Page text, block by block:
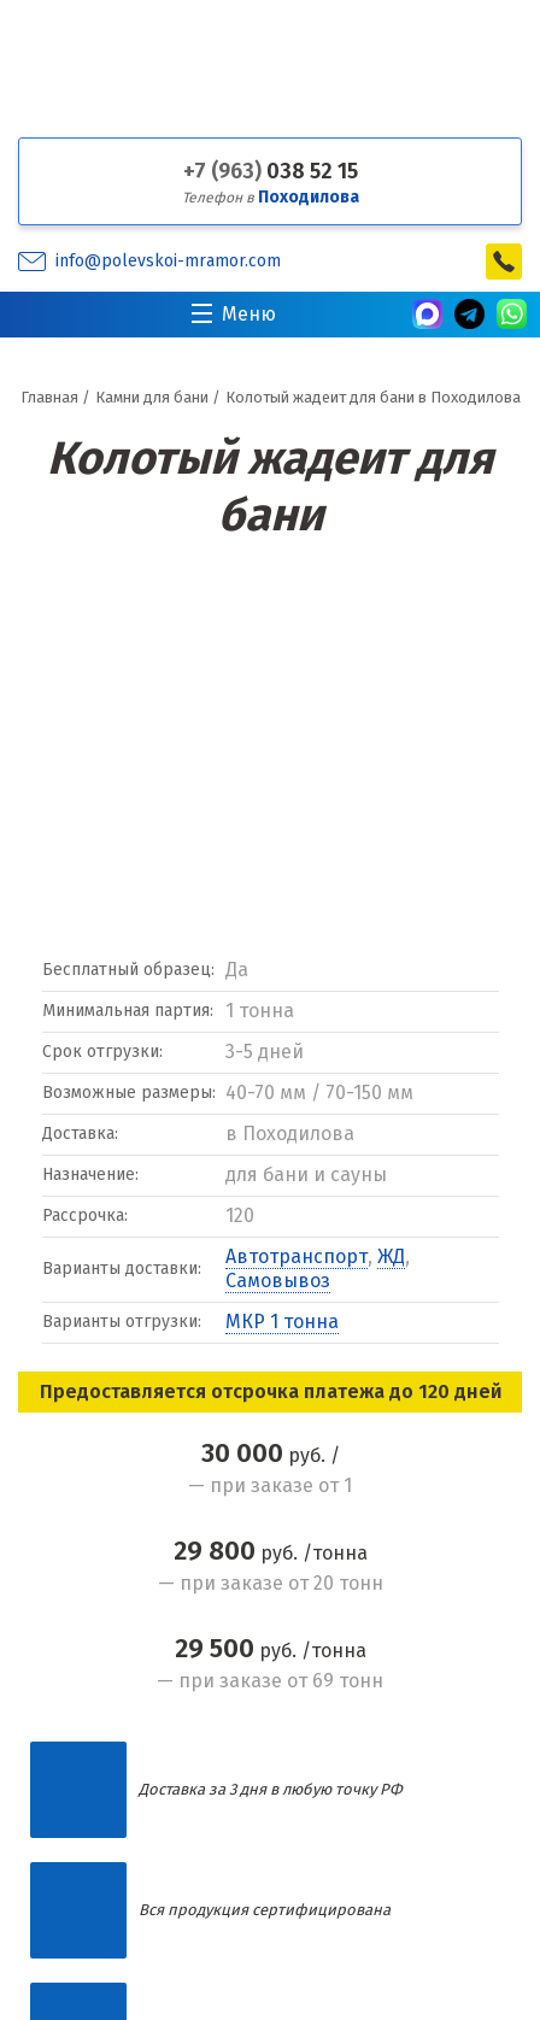
+7 (963) 038 52 15
Телефон в Походилова
info@polevskoi-mramor.com
Меню
Главная / Камни для бани / Колотый жадеит для бани в Походилова
Колотый жадеит для
бани
Бесплатный образец: Да
Минимальная партия: 1 тонна
Срок отгрузки: 3-5 дней
Возможные размеры: 40-70 мм / 70-150 мм
Доставка: в Походилова
Назначение: для бани и сауны
Рассрочка: 120
Варианты доставки:
Автотранспорт, ЖД,
Самовывоз
Варианты отгрузки: МКР 1 тонна
Предоставляется отсрочка платежа до 120 дней
30 000 руб. /
— при заказе от 1
29 800 руб. /тонна
— при заказе от 20 тонн
29 500 руб. /тонна
— при заказе от 69 тонн
Доставка за 3 дня в любую точку РФ
Вся продукция сертифицирована